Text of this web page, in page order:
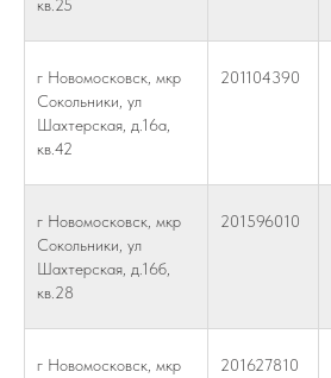
кв.25
г Новомосковск, мкр
Сокольники, ул
Шахтерская, д.16а,
кв.42
201104390
г Новомосковск, мкр
Сокольники, ул
Шахтерская, д.16б,
кв.28
201596010
г Новомосковск, мкр
201627810